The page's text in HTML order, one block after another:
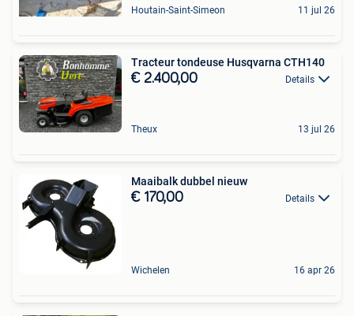
Houtain-Saint-Simeon 11 jul 26
Tracteur tondeuse Husqvarna CTH140
€ 2.400,00 Details
Theux 13 jul 26
Maaibalk dubbel nieuw
€ 170,00 Details
Wichelen 16 apr 26